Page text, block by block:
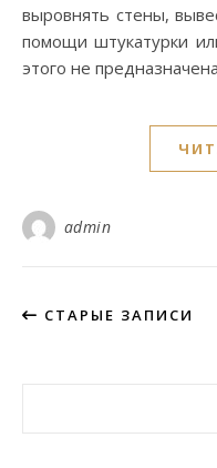
выровнять стены,
помощи штукатурки
этого не
admin
СТАРЫЕ ЗАПИСИ